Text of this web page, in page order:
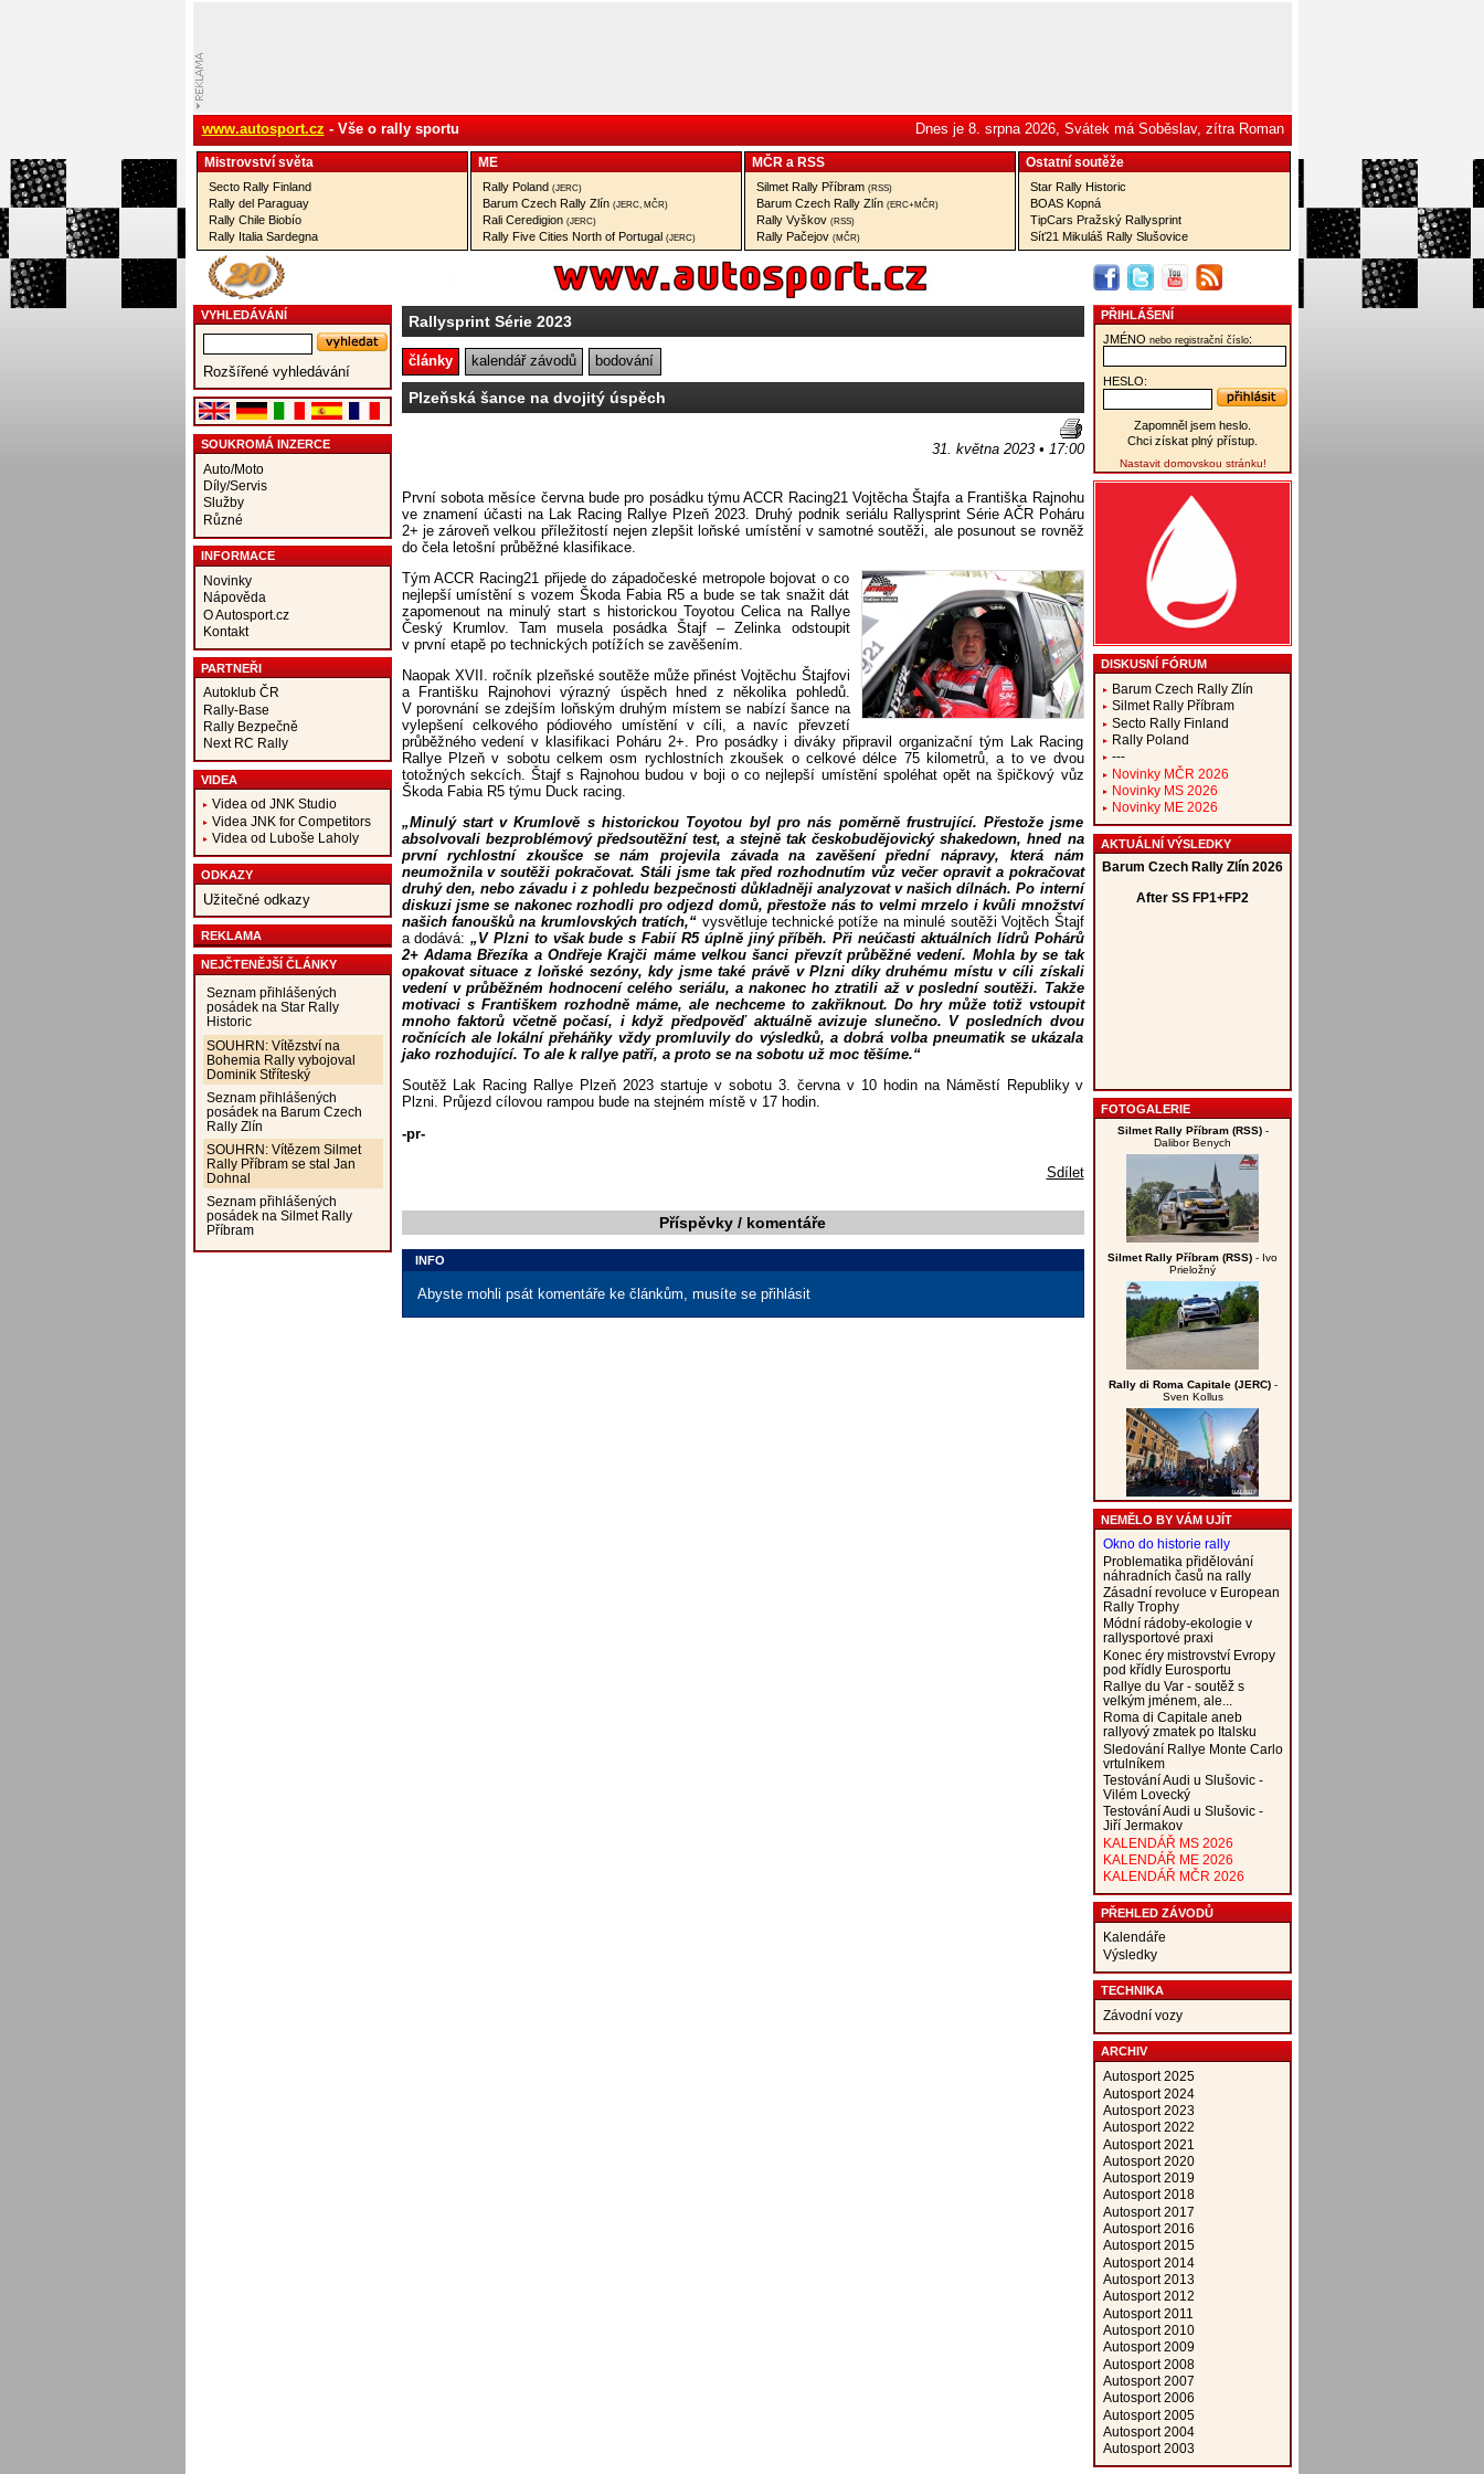
www.autosport.cz - Vše o rally sportu Dnes je 8. srpna 2026, Svátek má Soběslav, zítra Roman
Mistrovství­ světa
Secto Rally Finland
Rally del Paraguay
Rally Chile Biobío
Rally Italia Sardegna
ME
Rally Poland (JERC)
Barum Czech Rally Zlín (JERC, MČR)
Rali Ceredigion (JERC)
Rally Five Cities North of Portugal (JERC)
MČR a RSS
Silmet Rally Příbram (RSS)
Barum Czech Rally Zlín (ERC+MČR)
Rally Vyškov (RSS)
Rally Pačejov (MČR)
Ostatní­ soutěže
Star Rally Historic
BOAS Kopná
TipCars Pražský Rallysprint
Síť21 Mikuláš Rally Slušovice
VYHLEDÁVÁNÍ
Rozšířené vyhledávání
SOUKROMÁ INZERCE
Auto/Moto
Díly/Servis
Služby
Různé
INFORMACE
Novinky
Nápověda
O Autosport.cz
Kontakt
PARTNEŘI
Autoklub ČR
Rally-Base
Rally Bezpečně
Next RC Rally
VIDEA
Videa od JNK Studio
Videa JNK for Competitors
Videa od Luboše Laholy
ODKAZY
Užitečné odkazy
REKLAMA
NEJČTENĚJŠÍ ČLÁNKY
Seznam přihlášených
posádek na Star Rally
Historic
SOUHRN: Vítězství na
Bohemia Rally vybojoval
Dominik Stříteský
Seznam přihlášených
posádek na Barum Czech
Rally Zlín
SOUHRN: Vítězem Silmet
Rally Příbram se stal Jan
Dohnal
Seznam přihlášených
posádek na Silmet Rally
Příbram
Rallysprint Série 2023
články kalendář závodů bodování
Plzeňská šance na dvojitý úspěch
31. května 2023 • 17:00
První sobota měsíce června bude pro posádku týmu ACCR Racing21 Vojtěcha Štajfa a Františka Rajnohu
ve znamení účasti na Lak Racing Rallye Plzeň 2023. Druhý podnik seriálu Rallysprint Série AČR Poháru
2+ je zároveň velkou příležitostí nejen zlepšit loňské umístění v samotné soutěži, ale posunout se rovněž
do čela letošní průběžné klasifikace.
Tým ACCR Racing21 přijede do západočeské metropole bojovat o co
nejlepší umístění s vozem Škoda Fabia R5 a bude se tak snažit dát
zapomenout na minulý start s historickou Toyotou Celica na Rallye
Český Krumlov. Tam musela posádka Štajf – Zelinka odstoupit
v první etapě po technických potížích se zavěšením.
Naopak XVII. ročník plzeňské soutěže může přinést Vojtěchu Štajfovi
a Františku Rajnohovi výrazný úspěch hned z několika pohledů.
V porovnání se zdejším loňským druhým místem se nabízí šance na
vylepšení celkového pódiového umístění v cíli, a navíc převzetí
průběžného vedení v klasifikaci Poháru 2+. Pro posádky i diváky připravil organizační tým Lak Racing
Rallye Plzeň v sobotu celkem osm rychlostních zkoušek o celkové délce 75 kilometrů, a to ve dvou
totožných sekcích. Štajf s Rajnohou budou v boji o co nejlepší umístění spoléhat opět na špičkový vůz
Škoda Fabia R5 týmu Duck racing.
„Minulý start v Krumlově s historickou Toyotou byl pro nás poměrně frustrující. Přestože jsme
absolvovali bezproblémový předsoutěžní test, a stejně tak českobudějovický shakedown, hned na
první rychlostní zkoušce se nám projevila závada na zavěšení přední nápravy, která nám
neumožnila v soutěži pokračovat. Stáli jsme tak před rozhodnutím vůz večer opravit a pokračovat
druhý den, nebo závadu i z pohledu bezpečnosti důkladněji analyzovat v našich dílnách. Po interní
diskuzi jsme se nakonec rozhodli pro odjezd domů, přestože nás to velmi mrzelo i kvůli množství
našich fanoušků na krumlovských tratích,“ vysvětluje technické potíže na minulé soutěži Vojtěch Štajf
a dodává:„V Plzni to však bude s Fabií R5 úplně jiný příběh. Při neúčasti aktuálních lídrů Pohárů
2+ Adama Březíka a Ondřeje Krajči máme velkou šanci převzít průběžné vedení. Mohla by se tak
opakovat situace z loňské sezóny, kdy jsme také právě v Plzni díky druhému místu v cíli získali
vedení v průběžném hodnocení celého seriálu, a nakonec ho ztratili až v poslední soutěži. Takže
motivaci s Františkem rozhodně máme, ale nechceme to zakřiknout. Do hry může totiž vstoupit
mnoho faktorů včetně počasí, i když předpověď aktuálně avizuje slunečno. V posledních dvou
ročnících ale lokální přeháňky vždy promluvily do výsledků, a dobrá volba pneumatik se ukázala
jako rozhodující. To ale k rallye patří, a proto se na sobotu už moc těšíme.“
Soutěž Lak Racing Rallye Plzeň 2023 startuje v sobotu 3. června v 10 hodin na Náměstí Republiky v
Plzni. Průjezd cílovou rampou bude na stejném místě v 17 hodin.
-pr-
Sdílet
Příspěvky / komentáře
INFO
Abyste mohli psát komentáře ke článkům, musíte se přihlásit
PŘIHLÁŠENÍ
JMÉNO nebo registrační číslo:
HESLO:
Zapomněl jsem heslo.
Chci získat plný přístup.
Nastavit domovskou stránku!
DISKUSNÍ FÓRUM
Barum Czech Rally Zlín
Silmet Rally Příbram
Secto Rally Finland
Rally Poland
---
Novinky MČR 2026
Novinky MS 2026
Novinky ME 2026
AKTUÁLNÍ VÝSLEDKY
FOTOGALERIE
Silmet Rally Příbram (RSS)-
Dalibor Benych
Silmet Rally Příbram (RSS) - Ivo
Prieložný
Rally di Roma Capitale (JERC)-
Sven Kollus
NEMĚLO BY VÁM UJÍT
Okno do historie rally
Problematika přidělování
náhradních časů na rally
Zásadní revoluce v European
Rally Trophy
Módní rádoby-ekologie v
rallysportové praxi
Konec éry mistrovství Evropy
pod křídly Eurosportu
Rallye du Var - soutěž s
velkým jménem, ale...
Roma di Capitale aneb
rallyový zmatek po Italsku
Sledování Rallye Monte Carlo
vrtulníkem
Testování Audi u Slušovic -
Vilém Lovecký
Testování Audi u Slušovic -
Jiří Jermakov
KALENDÁŘ MS 2026
KALENDÁŘ ME 2026
KALENDÁŘ MČR 2026
PŘEHLED ZÁVODŮ
Kalendáře
Výsledky
TECHNIKA
Závodní vozy
ARCHIV
Autosport 2025
Autosport 2024
Autosport 2023
Autosport 2022
Autosport 2021
Autosport 2020
Autosport 2019
Autosport 2018
Autosport 2017
Autosport 2016
Autosport 2015
Autosport 2014
Autosport 2013
Autosport 2012
Autosport 2011
Autosport 2010
Autosport 2009
Autosport 2008
Autosport 2007
Autosport 2006
Autosport 2005
Autosport 2004
Autosport 2003